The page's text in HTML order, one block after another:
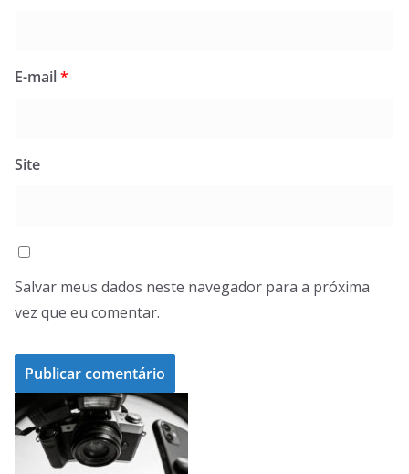
E-mail*
Site
Salvar meus dados neste navegador para a próxima
vez que eu comentar.